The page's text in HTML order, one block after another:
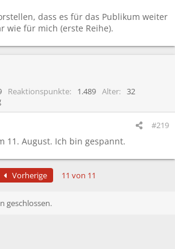
dass es für das Publikum weiter
wie für mich (erste Reihe).
Reaktionspunkte 1.489 Alter
32
#219
11. August. Ich bin gespannt.
Vorherige 11 von 11
geschlossen.